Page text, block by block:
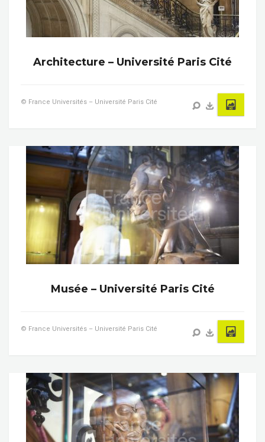
Architecture – Université Paris Cité
© France Universités – Université Paris Cité
Musée – Université Paris Cité
© France Universités – Université Paris Cité